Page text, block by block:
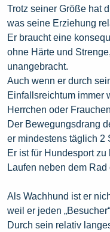
Trotz seiner Größe hat
was seine Erziehung
Er braucht eine
ohne Härte und
unangebracht.
Auch wenn er durch
Einfallsreichtum immer
Herrchen oder
Der Bewegungsdrang
er mindestens täglich 2
Er ist für Hundesport
Laufen neben dem
Als Wachhund ist er
weil er jeden
Durch sein relativ